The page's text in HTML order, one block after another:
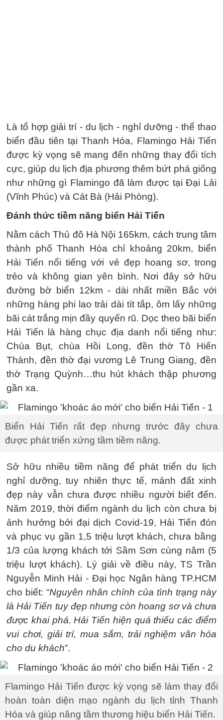
Là tổ hợp giải trí - du lịch - nghỉ dưỡng - thể thao
biển đầu tiên tại Thanh Hóa, Flamingo Hải Tiến
được kỳ vọng sẽ mang đến những thay đổi tích
cực, giúp du lịch địa phương thêm bứt phá giống
như những gì Flamingo đã làm được tại Đại Lải
(Vĩnh Phúc) và Cát Bà (Hải Phòng).
Đánh thức tiềm năng biển Hải Tiến
Nằm cách Thủ đô Hà Nội 165km, cách trung tâm
thành phố Thanh Hóa chỉ khoảng 20km, biển
Hải Tiến nổi tiếng với vẻ đẹp hoang sơ, trong
trẻo và không gian yên bình. Nơi đây sở hữu
đường bờ biển 12km - dài nhất miền Bắc với
những hàng phi lao trải dài tít tắp, ôm lấy những
bãi cát trắng mịn đầy quyến rũ. Dọc theo bãi biển
Hải Tiến là hàng chục địa danh nổi tiếng như:
Chùa Bụt, chùa Hồi Long, đền thờ Tô Hiến
Thành, đền thờ đại vương Lê Trung Giang, đền
thờ Trạng Quỳnh…thu hút khách thập phương
gần xa.
Biển Hải Tiến rất đẹp nhưng trước đây chưa
được phát triển xứng tầm tiềm năng.
Sở hữu nhiều tiềm năng để phát triển du lịch
nghỉ dưỡng, tuy nhiên thực tế, mảnh đất xinh
đẹp này vẫn chưa được nhiều người biết đến.
Năm 2019, thời điểm ngành du lịch còn chưa bị
ảnh hưởng bởi đại dịch Covid-19, Hải Tiến đón
và phục vụ gần 1,5 triệu lượt khách, chưa bằng
1/3 của lượng khách tới Sầm Sơn cùng năm (5
triệu lượt khách). Lý giải về điều này, TS Trần
Nguyễn Minh Hải - Đại học Ngân hàng TP.HCM
cho biết: “Nguyên nhân chính của tình trạng này
là Hải Tiến tuy đẹp nhưng còn hoang sơ và chưa
được khai phá. Hải Tiến hiện quá thiếu các điểm
vui chơi, giải trí, mua sắm, trải nghiệm văn hóa
cho du khách”.
Flamingo Hải Tiến được kỳ vọng sẽ làm thay đổi
hoàn toàn diện mạo ngành du lịch tỉnh Thanh
Hóa và giúp nâng tầm thương hiệu biển Hải Tiến.